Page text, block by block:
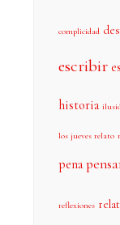
complicidad
escribir
historia
los jueves relato
pena
reflexiones